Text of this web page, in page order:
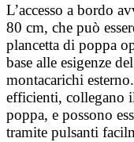
L’accesso a bordo
80 cm, che può
plancetta di poppa
base alle esigenze
montacarichi
efficienti, collegano
poppa, e possono
tramite pulsanti